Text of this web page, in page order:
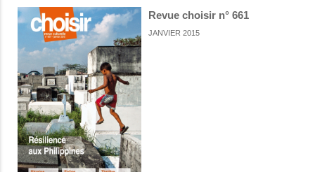
Revue choisir n° 661
JANVIER 2015